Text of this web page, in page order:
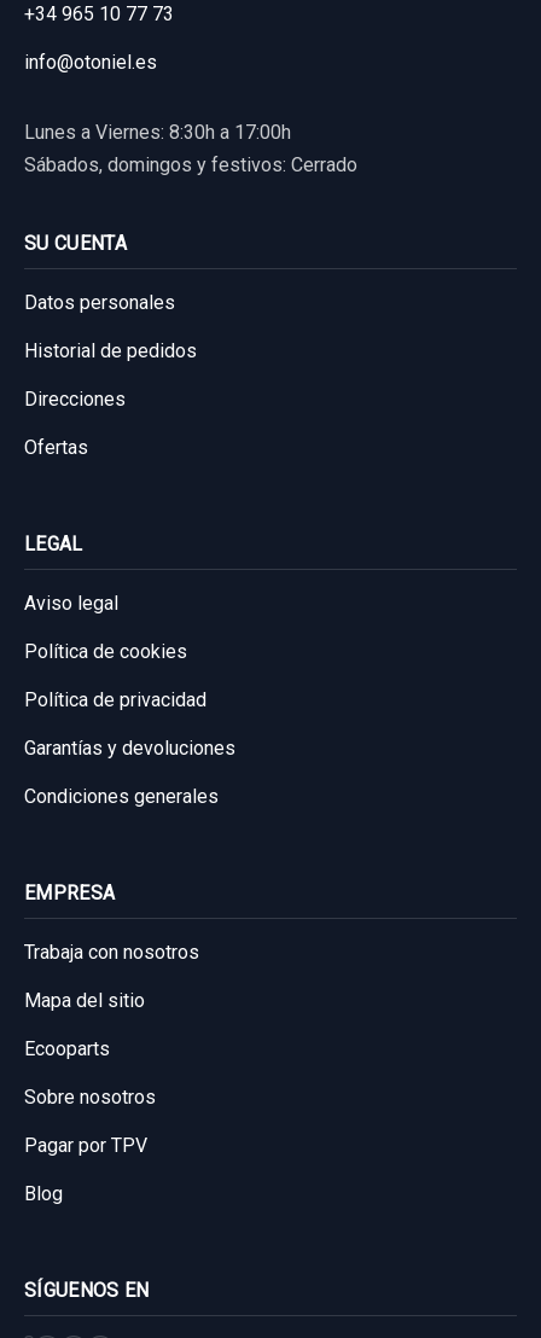
+34 965 10 77 73
info@otoniel.es
Lunes a Viernes: 8:30h a 17:00h
Sábados, domingos y festivos: Cerrado
SU CUENTA
Datos personales
Historial de pedidos
Direcciones
Ofertas
LEGAL
Aviso legal
Política de cookies
Política de privacidad
Garantías y devoluciones
Condiciones generales
EMPRESA
Trabaja con nosotros
Mapa del sitio
Ecooparts
Sobre nosotros
Pagar por TPV
Blog
SÍGUENOS EN